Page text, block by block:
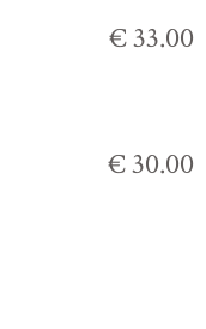
€ 33.00
€ 30.00